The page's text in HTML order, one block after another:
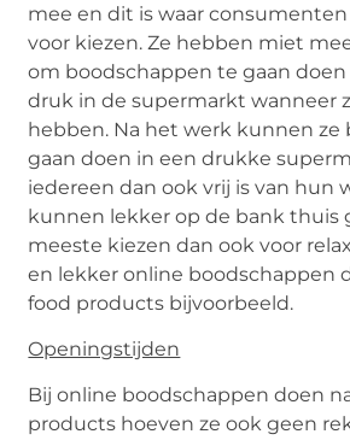
mee en dit is waar
voor kiezen. Ze hebben miet
om boodschappen te gaan
druk in de supermarkt wanneer
hebben. Na het werk kunnen ze
gaan doen in een drukke
iedereen dan ook vrij is van hun
kunnen lekker op de bank thuis
meeste kiezen dan ook voor
en lekker online boodschappen
food products bijvoorbeeld.
Openingstijden
Bij online boodschappen doen
products hoeven ze ook geen